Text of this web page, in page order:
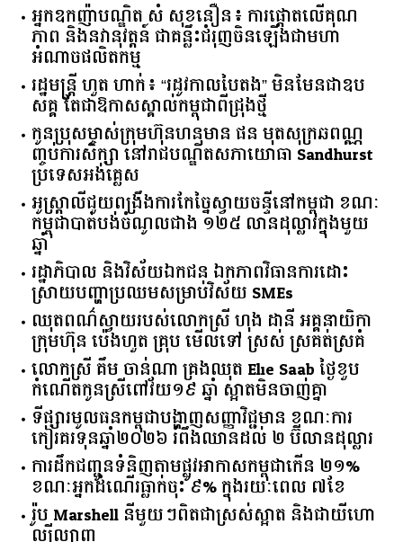
អ្នកឧកញ៉ាបណ្ឌិត សំ សុខនឿន៖ ការផ្តោតលើគុណ
ភាព និងនវានុវត្តន៍ ជាគន្លឹះជំរុញចិនឡើងជាមហា
អំណាចផលិតកម្ម
រដ្ឋមន្ត្រី ហួត ហាក់៖ “រដូវកាលបៃតង” មិនមែនជាឧប
សគ្គ តែជាឱកាសស្គាល់កម្ពុជាពីជ្រុងថ្មី
កូនប្រុសម្ចាស់ក្រុមហ៊ុនហនុមាន ផន មុតសុក្រឆពណ្ណ
ញ្ចប់ការសិក្សា នៅរាជបណ្ឌិតសភាយោធា Sandhurst
ប្រទេសអង់គ្លេស
អូស្ត្រាលី​ជួយ​ពង្រឹង​ការ​កែច្នៃ​ស្វាយចន្ទី​នៅ​កម្ពុជា​ ​ខណៈ​
កម្ពុជា​បាត់បង់​ចំណូល​ជាង​ ​១២៥​ ​លាន​ដុល្លារ​ក្នុង​មួយ​
ឆ្នាំ​
រដ្ឋាភិបាល​ ​និង​វិស័យ​ឯកជន ​ឯកភាព​វិធានការ​ដោះ
ស្រាយ​បញ្ហា​ប្រឈម​​សម្រាប់​វិស័យ​ ​SMEs​
ឈុតពណ៌ស្វាយរបស់លោកស្រី ហុង ដានី អគ្គ​នាយិកា​
ក្រុមហ៊ុន ប៉េងហួត គ្រុប មើលទៅ ស្រស់ ស្រគត់ស្រគំ
លោកស្រី គឹម ចាន់ណា គ្រងឈុត Elie Saab ថ្ងៃខួប
កំណើតកូនស្រីពៅវ័យ១៩ ឆ្នាំ ស្អាតមិនចាញ់គ្នា
ទីផ្សារ​មូលធន​កម្ពុជា​បង្ហាញ​សញ្ញា​វិជ្ជមាន​ ​ខណៈ​ការ​
កៀរគរ​ទុន​ឆ្នាំ​២០២៦​ ​រំពឹង​ឈានដល់​ ​២​ ​ប៊ីលាន​ដុល្លារ​
ការដឹកជញ្ជូនទំនិញតាមផ្លូវអាកាសកម្ពុជាកើន ២១%
ខណៈអ្នកដំណើរធ្លាក់ចុះ ៩% ក្នុងរយៈពេល ៧ខែ
រ៉ូប Marshell នីមួយៗពិតជាស្រស់ស្អាត និងជាយីហោ
ល្បីល្បាញ